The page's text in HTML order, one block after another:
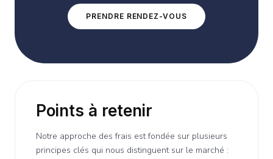
PRENDRE RENDEZ-VOUS
Points à retenir
Notre approche des frais est fondée sur plusieurs
principes clés qui nous distinguent sur le marché :